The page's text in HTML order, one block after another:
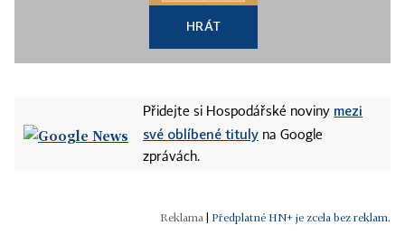
HRÁT
Přidejte si Hospodářské noviny mezi
své oblíbené tituly na Google
zprávách.
Předplatné HN+ je zcela bez reklam.